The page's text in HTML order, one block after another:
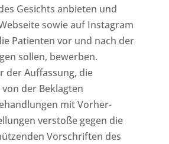
Gesichts anbieten und
sowie auf Instagram
Patienten vor und nach der
sollen, bewerben.
der Auffassung, die
der Beklagten
mit Vorher-
verstoße gegen die
Vorschriften des